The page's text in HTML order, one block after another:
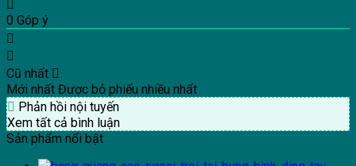
0 Góp ý
Cũ nhất
Mới nhất Được bỏ phiếu nhiều nhất
Phản hồi nội tuyến
Xem tất cả bình luận
Sản phẩm nổi bật